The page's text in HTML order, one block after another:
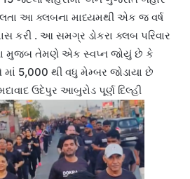
આ ક્લબના માધ્યમથી એક જ વર્ષ
કરી . આ સમગ્ર ડોકરા ક્લબ પરિવાર
મુજબ તેમણે એક સ્વપ્ન જોયું છે કે
5,000 થી વધુ મેમ્બર જોડાયા છે
ઉદેપુર આબુરોડ પૂર્ણ દિલ્હી